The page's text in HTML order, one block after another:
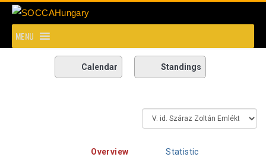
SOCCAHungary
MENU
Calendar Standings
Overview Statistic